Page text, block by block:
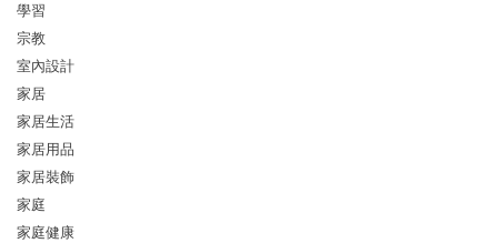
學習
宗教
室內設計
家居
家居生活
家居用品
家居裝飾
家庭
家庭健康